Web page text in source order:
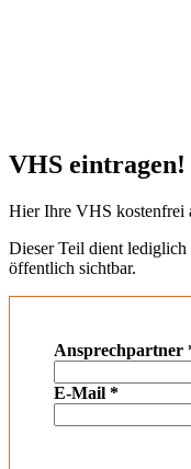
VHS eintragen!
Hier Ihre VHS kostenfrei
Dieser Teil dient
öffentlich sichtbar.
Ansprechpartner
E-Mail *